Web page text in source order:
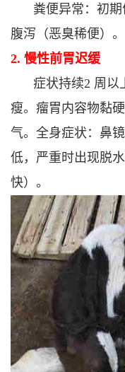
粪便异常：初
腹泻（恶臭稀便）。
2. 慢性前胃迟缓
症状持续2 周以
瘦。 瘤胃内容物黏
气。 全身症状：鼻
低，严重时出现脱
快）。